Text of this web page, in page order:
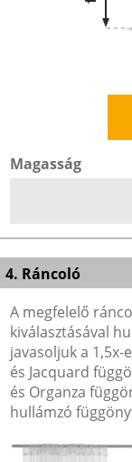
Magasság
4. Ráncoló
A megfelelő
kiválasztásával
javasoljuk a 1,5x-
és Jacquard
és Organza
hullámzó